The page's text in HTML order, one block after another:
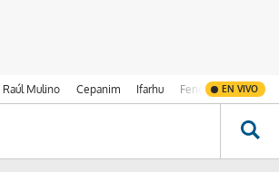
Raúl Mulino Cepanim Ifarhu Fenómeno de El
EN VIVO